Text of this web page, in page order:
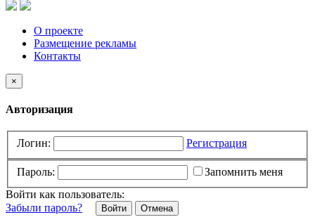
О проекте
Размещение рекламы
Контакты
×
Авторизация
Логин: Регистрация
Пароль:
Запомнить меня
Войти как пользователь:
Забыли пароль?
Отмена